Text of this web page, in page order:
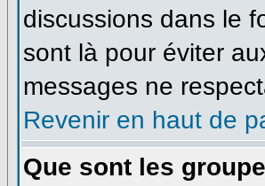
discussions dans le
sont là pour éviter
messages ne
Revenir en haut de
Que sont les